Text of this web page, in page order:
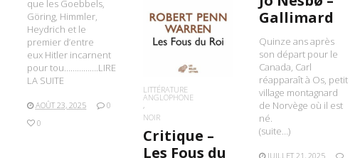
que les Goebbels,
Göring, Himmler,
Heydrich et le
premier d’entre
eux Hitler incarnent
pour tou…………….LIRE
LA SUITE
AOÛT 23, 2025
0
0
Gallimard
Quinze ans après
son départ pour le
Canada, Carl
réapparaît à Os, petit
village montagnard
de Norvège où il est
né.
(suite…)
JUILLET 21, 2025
LIRE LA SUITE
LITTÉRATURE
ANGLOPHONE
NOIR
Critique –
Les Fous du